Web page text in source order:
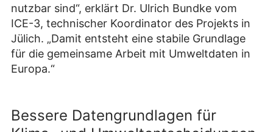
nutzbar sind“, erklärt Dr. Ulrich Bundke vom
ICE-3, technischer Koordinator des Projekts in
Jülich. „Damit entsteht eine stabile Grundlage
für die gemeinsame Arbeit mit Umweltdaten in
Europa.“
Bessere Datengrundlagen für